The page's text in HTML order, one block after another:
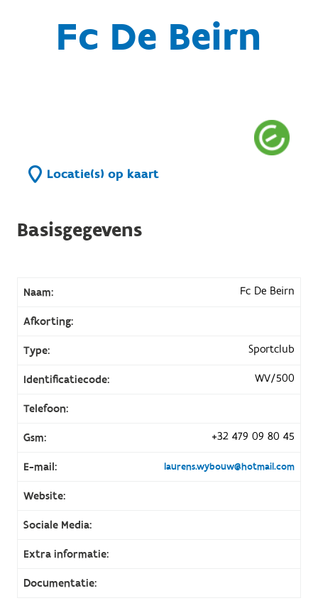
Fc De Beirn
Locatie(s) op kaart
Basisgegevens
Naam: Fc De Beirn
Afkorting:
Type: Sportclub
Identificatiecode: WV/500
Telefoon:
Gsm: +32 479 09 80 45
E-mail: laurens.wybouw@hotmail.com
Website:
Sociale Media:
Extra informatie:
Documentatie: